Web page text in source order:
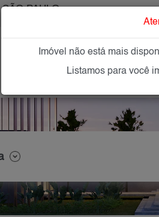
PAULO
IMÓVEIS NOVOS
Imóvel não está mais
Listamos para você